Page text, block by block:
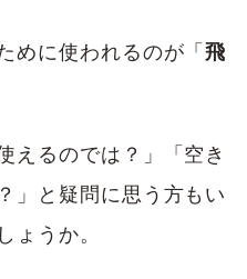
めに使われるのが「飛
えるのでは？」「空き
」と疑問に思う方もい
ょうか。